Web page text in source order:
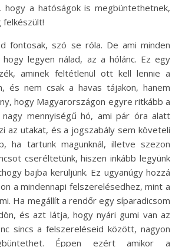
hogy a hatóságok is megbüntethetnek,
felkészült!
fontosak, szó se róla. De ami minden
legyen nálad, az a hólánc. Ez egy
aminek feltétlenül ott kell lennie a
és nem csak a havas tájakon, hanem
hogy Magyarországon egyre ritkább a
nagy mennyiségű hó, ami pár óra alatt
az utakat, és a jogszabály sem követeli
ha tartunk magunknál, illetve szezon
cseréltetünk, hiszen inkább legyünk
bajba kerüljünk. Ez ugyanúgy hozzá
a mindennapi felszerelésedhez, mint a
Ha megállít a rendőr egy síparadicsom
és azt látja, hogy nyári gumi van az
sincs a felszereléseid között, nagyon
Éppen ezért amikor a